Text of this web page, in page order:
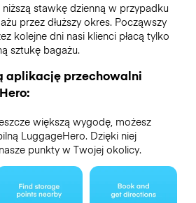
stawkę dzienną w przypadku
przez dłuższy okres. Począwszy
kolejne dni nasi klienci płacą tylko
sztukę bagażu.
aplikację przechowalni
większą wygodę, możesz
LuggageHero. Dzięki niej
punkty w Twojej okolicy.